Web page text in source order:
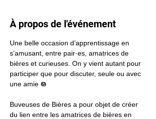
À propos de l'événement
Une belle occasion d’apprentissage en
s’amusant, entre pair·es, amatrices de
bières et curieuses. On y vient autant pour
participer que pour discuter, seule ou avec
une amie 𖡎
Buveuses de Bières a pour objet de créer
du lien entre les amatrices de bières en